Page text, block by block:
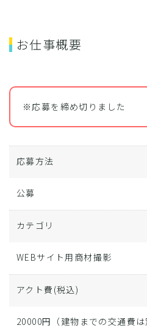
お仕事概要
※応募を締め切りました
応募方法
公募
カテゴリ
WEBサイト用商材撮影
アクト費 (税込)
20000円（建物までの交通費